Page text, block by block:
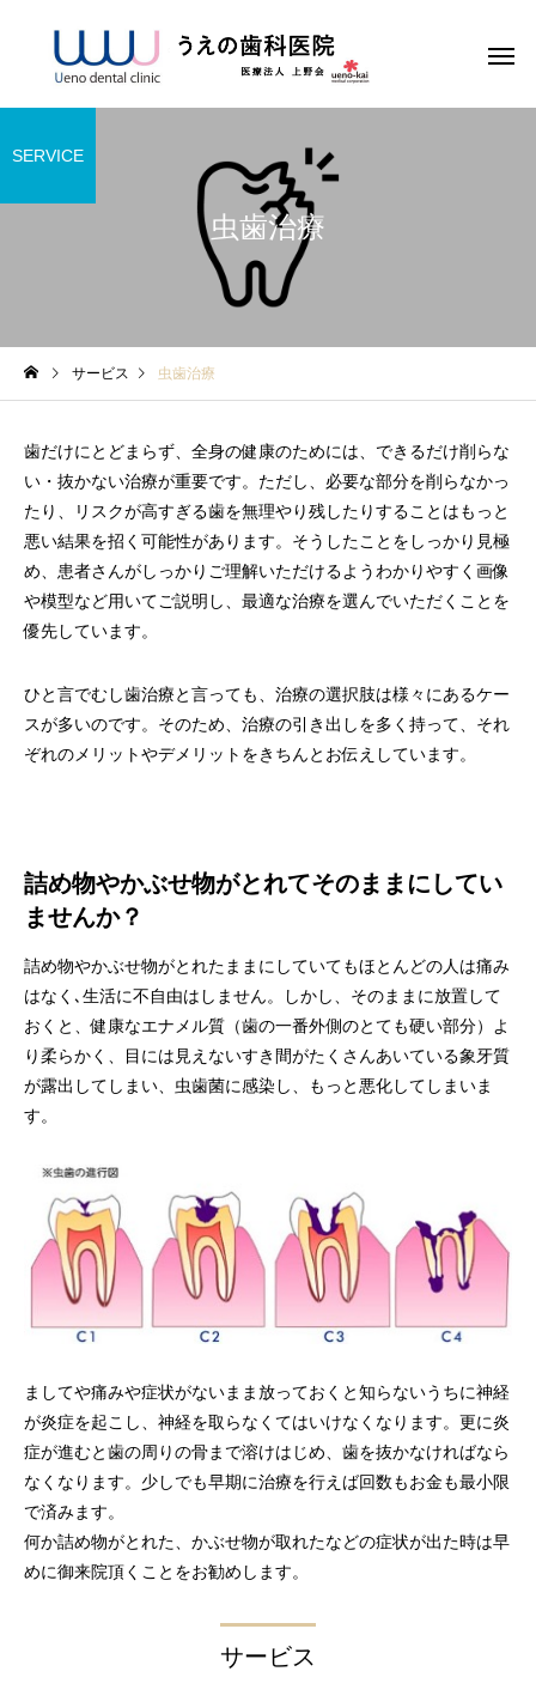
虫歯治療
SERVICE
サービス 虫歯治療
歯だけにとどまらず、全身の健康のためには、できるだけ削らな
い・抜かない治療が重要です。ただし、必要な部分を削らなかっ
たり、リスクが高すぎる歯を無理やり残したりすることはもっと
悪い結果を招く可能性があります。そうしたことをしっかり見極
め、患者さんがしっかりご理解いただけるようわかりやすく画像
や模型など用いてご説明し、最適な治療を選んでいただくことを
優先しています。
ひと言でむし歯治療と言っても、治療の選択肢は様々にあるケー
スが多いのです。そのため、治療の引き出しを多く持って、それ
ぞれのメリットやデメリットをきちんとお伝えしています。
詰め物やかぶせ物がとれてそのままにしてい
ませんか？
詰め物やかぶせ物がとれたままにしていてもほとんどの人は痛み
はなく､生活に不自由はしません。しかし、そのままに放置して
おくと、健康なエナメル質（歯の一番外側のとても硬い部分）よ
り柔らかく、目には見えないすき間がたくさんあいている象牙質
が露出してしまい、虫歯菌に感染し、もっと悪化してしまいま
す。
ましてや痛みや症状がないまま放っておくと知らないうちに神経
が炎症を起こし、神経を取らなくてはいけなくなります。更に炎
症が進むと歯の周りの骨まで溶けはじめ、歯を抜かなければなら
なくなります。少しでも早期に治療を行えば回数もお金も最小限
で済みます。
何か詰め物がとれた、かぶせ物が取れたなどの症状が出た時は早
めに御来院頂くことをお勧めします。
サービス